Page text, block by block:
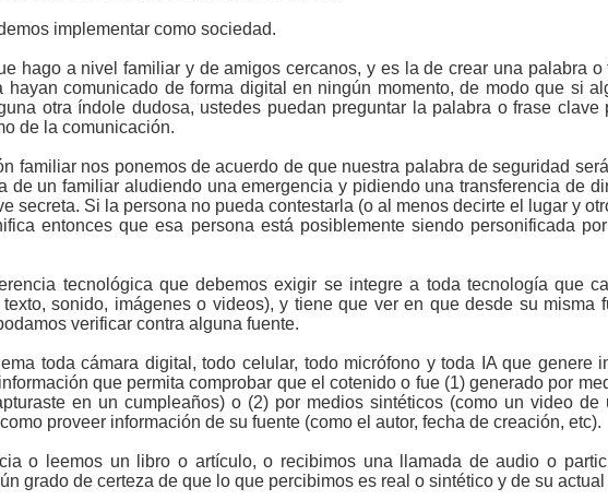
implementar como sociedad.
hago a nivel familiar y de amigos cercanos, y es la de crear una palabra o
comunicado de forma digital en ningún momento, de modo que si
otra índole dudosa, ustedes puedan preguntar la palabra o frase clave
de la comunicación.
familiar nos ponemos de acuerdo de que nuestra palabra de seguridad será
de un familiar aludiendo una emergencia y pidiendo una transferencia de
secreta. Si la persona no pueda contestarla (o al menos decirte el lugar y
entonces que esa persona está posiblemente siendo personificada
tecnológica que debemos exigir se integre a toda tecnología que
sonido, imágenes o videos), y tiene que ver en que desde su misma
verificar contra alguna fuente.
toda cámara digital, todo celular, todo micrófono y toda IA que genere
que permita comprobar que el cotenido o fue (1) generado por
en un cumpleaños) o (2) por medios sintéticos (como un video de
proveer información de su fuente (como el autor, fecha de creación, etc).
o leemos un libro o artículo, o recibimos una llamada de audio o
grado de certeza de que lo que percibimos es real o sintético y de su